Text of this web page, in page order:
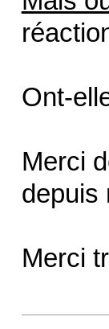
Ont-
Merci
depuis
Merci